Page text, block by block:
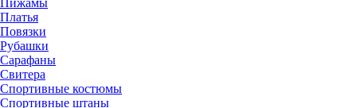
Пижамы
Платья
Повязки
Рубашки
Сарафаны
Свитера
Спортивные костюмы
Спортивные штаны